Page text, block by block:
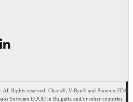
All Rights reserved. Chaos®, V-Ray® and Phoenix FD®
Software EOOD in Bulgaria and/or other countries.